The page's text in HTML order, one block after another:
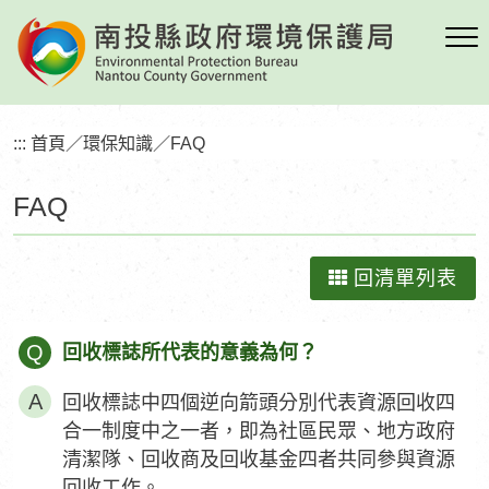
到
要
塊FAQ
::: 首頁 ／環保知識／FAQ
回清單列表
Q 回收標誌所代表的意義為何？
回收標誌中四個逆向箭頭分別代表資源回收四
合一制度中之一者，即為社區民眾、地方政府
清潔隊、回收商及回收基金四者共同參與資源